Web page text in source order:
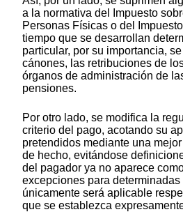
a la normativa del Impuesto
Personas Físicas o del
tiempo que se desarrollan
particular, por su importancia,
cánones, las retribuciones de
órganos de administración de
pensiones.
Por otro lado, se modifica la
criterio del pago, acotando su
pretendidos mediante una
de hecho, evitándose
del pagador ya no aparece
excepciones para
únicamente será aplicable
que se establezca